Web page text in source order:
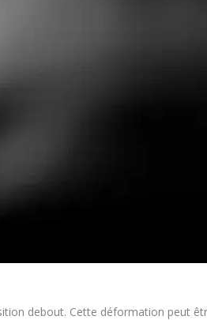
debout. Cette déformation peut